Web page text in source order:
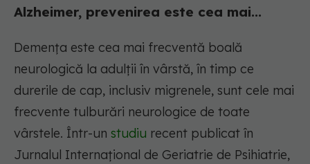
Alzheimer, prevenirea este cea mai...
Demența este cea mai frecventă boală
neurologică la adulții în vârstă, în timp ce
durerile de cap, inclusiv migrenele, sunt cele mai
frecvente tulburări neurologice de toate
vârstele. Într-un studiu recent publicat în
Jurnalul Internațional de Geriatrie de Psihiatrie,